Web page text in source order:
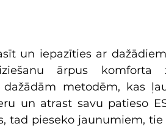
un iepazīties ar
ārpus komforta
metodēm, kas
un atrast savu patieso
tad pieseko jaunumiem,